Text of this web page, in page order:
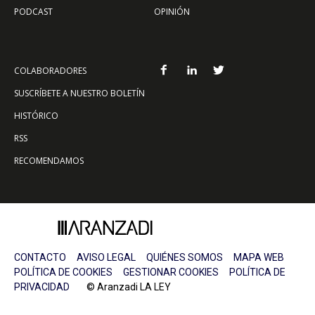
PODCAST OPINIÓN
COLABORADORES
SUSCRÍBETE A NUESTRO BOLETÍN
HISTÓRICO
RSS
RECOMENDAMOS
CONTACTO AVISO LEGAL QUIÉNES SOMOS
MAPA WEB
POLÍTICA DE COOKIES
GESTIONAR COOKIES
POLÍTICA DE
PRIVACIDAD © Aranzadi LA LEY